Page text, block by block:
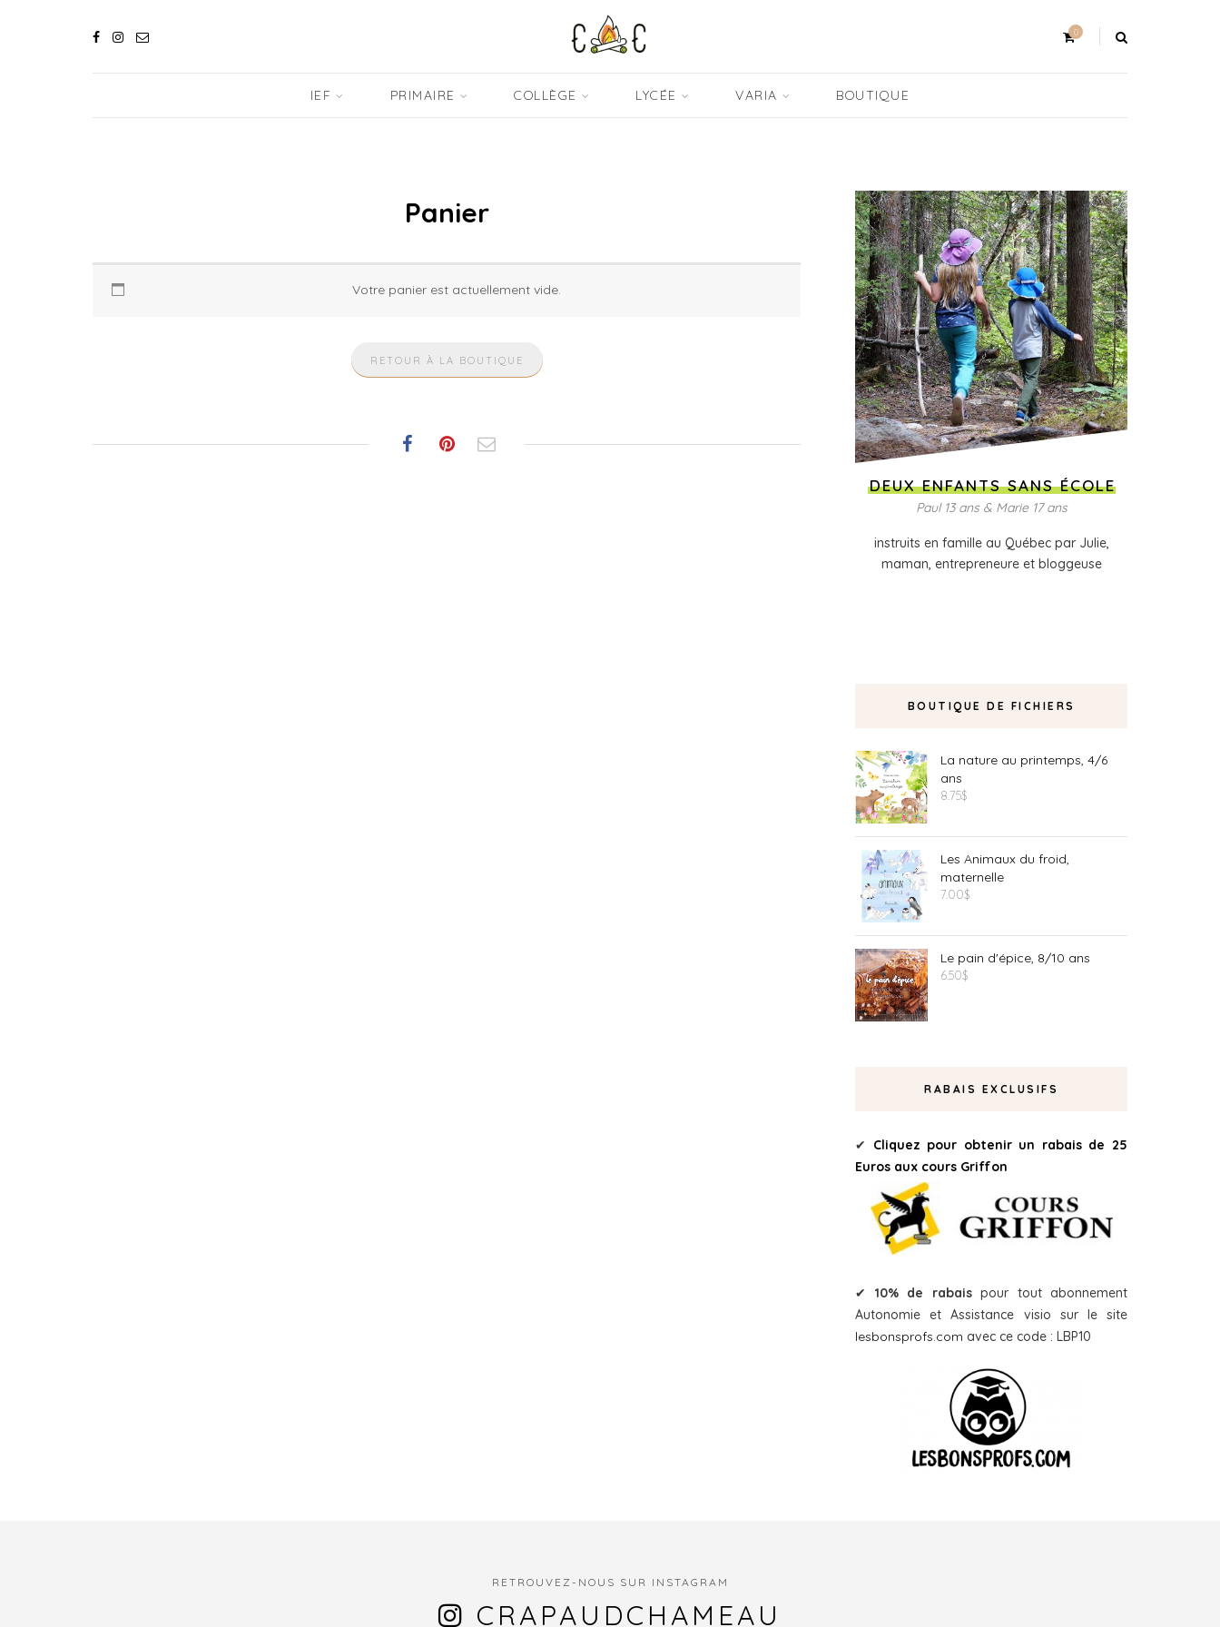
0
IEF PRIMAIRE COLLÈGE LYCÉE VARIA BOUTIQUE
Panier
Votre panier est actuellement vide.
RETOUR À LA BOUTIQUE
DEUX ENFANTS SANS ÉCOLE
Paul 13 ans & Marie 17 ans
instruits en famille au Québec par Julie,
maman, entrepreneure et bloggeuse
BOUTIQUE DE FICHIERS
La nature au printemps, 4/6
ans
8.75$
Les Animaux du froid,
maternelle
7.00$
Le pain d'épice, 8/10 ans
6.50$
RABAIS EXCLUSIFS
✔ Cliquez pour obtenir un rabais de 25
Euros aux cours Griffon
✔ 10% de rabaispour tout abonnement
Autonomie et Assistance visio sur le site
lesbonsprofs.com avec ce code : LBP10
RETROUVEZ-NOUS SUR INSTAGRAM
CRAPAUDCHAMEAU